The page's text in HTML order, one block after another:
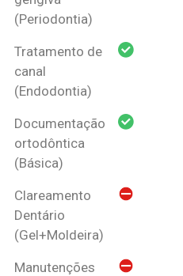
(Periodontia)
Tratamento de
canal
(Endodontia)
Documentação
ortodôntica
(Básica)
Clareamento
Dentário
(Gel+Moldeira)
Manutenções